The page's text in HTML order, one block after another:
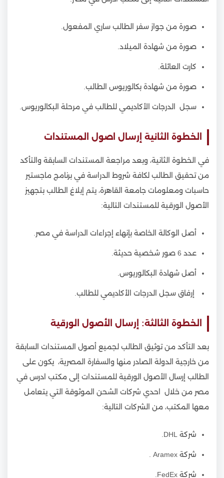
صورة من جواز سفر الطالب ساري المفعول.
صورة من شهادة الميلاد.
كارت العائلة.
صورة من شهادة بكالوريوس الطالب.
سجل الدرجات الأكاديمي للطالب في مرحلة البكالوريوس.
الخطوة الثانية إرسال اصول المستندات
في الخطوة الثانية، وبعد مراجعة المستندات السابقة والتأكد
من تحقيق الطالب لكافة شروط الدراسة في برنامج ماجستير
حاسبات ومعلومات جامعة القاهرة، يتم إبلاغ الطالب بتجهيز
الأصول الورقية للمستندات التالية:
أصل الوكالة الخاصة بإنهاء إجراءات الدراسة في مصر.
عدد 6 صور شخصية حديثة.
أصل شهادة البكالوريوس.
إرفاق سجل الدرجات الأكاديمي للطالب.
الخطوة الثالثة: إرسال الأصول الورقية
بعد التأكد من توثيق الطالب لجميع أصول المستندات السابقة
من خارجية الدولة الصادر منها والسفارة المصرية، يكون على
الطالب إرسال الأصول الورقية للمستندات إلى مكتب ادرس في
مصر من خلال احدي شركات الشحن الموثوقة التي يتعامل
معها المكتب، من الشركات التالية:
شركة DHL.
شركة Aramex .
شركة FedEx.